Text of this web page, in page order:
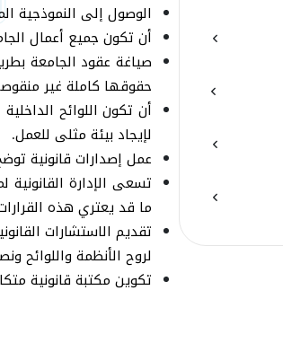
الوصول إلى النموذجية
أن تكون جميع أعمال
صياغة عقود الجامعة
حقوقها كاملة غير
أن تكون اللوائح
لإيجاد بيئة مثلى للعمل.
عمل إصدارات قانونية
تسعى الإدارة القانونية
ما قد يعتري هذه
تقديم الاستشارات
لروح الأنظمة واللوائح
تكوين مكتبة قانونية